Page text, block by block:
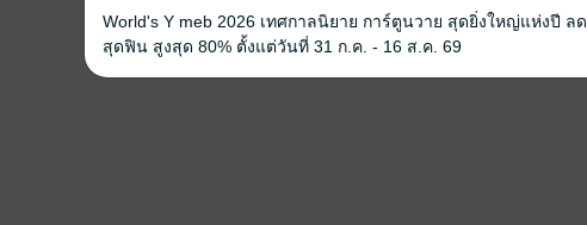
World's Y meb 2026 เทศกาลนิยาย การ์ตูนวาย สุดยิ่งใหญ่แห่งปี ลด
สุดฟิน สูงสุด 80% ตั้งแต่วันที่ 31 ก.ค. - 16 ส.ค. 69